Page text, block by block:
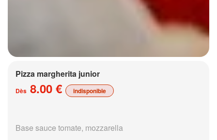
Pizza margherita junior
Dès 8.00 € indisponible
Base sauce tomate, mozzarella